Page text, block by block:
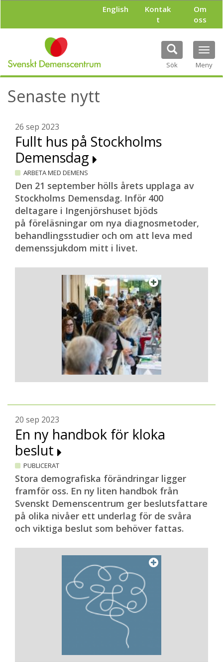
l
English
Kontak
t
Om
oss
Sök Meny
Senaste nytt
26 sep 2023
Fullt hus på Stockholms
Demensdag
ARBETA MED DEMENS
Den 21 september hölls årets upplaga av
Stockholms Demensdag. Inför 400
deltagare i Ingenjörshuset bjöds
på föreläsningar om nya diagnosmetoder,
behandlingsstudier och om att leva med
demenssjukdom mitt i livet.
20 sep 2023
En ny handbok för kloka
beslut
PUBLICERAT
Stora demografiska förändringar ligger
framför oss. En ny liten handbok från
Svenskt Demenscentrum ger beslutsfattare
på olika nivåer ett underlag för de svåra
och viktiga beslut som behöver fattas.